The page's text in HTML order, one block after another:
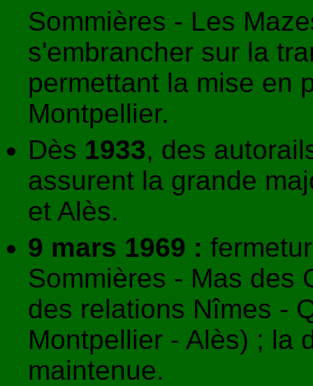
Sommières - Les
s'embrancher sur la
permettant la mise en
Montpellier.
Dès 1933, des
assurent la grande
et Alès.
9 mars 1969 :
Sommières - Mas des
des relations Nîmes -
Montpellier - Alès) ; la
maintenue.